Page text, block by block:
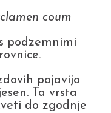
coum
podzemnimi
pojavijo
Ta vrsta
do zgodnje